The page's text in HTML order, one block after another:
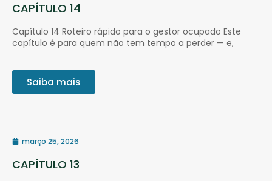
CAPÍTULO 14
Capítulo 14 Roteiro rápido para o gestor ocupado Este
capítulo é para quem não tem tempo a perder — e,
Saiba mais
março 25, 2026
CAPÍTULO 13